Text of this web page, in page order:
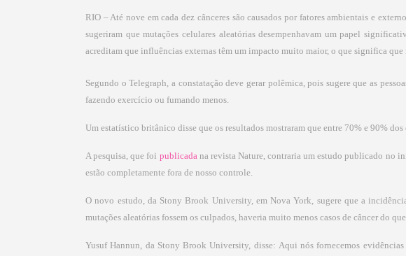
RIO – Até nove em cada dez cânceres são causados por fatores ambientais e
sugeriram que mutações celulares aleatórias desempenhavam um papel
acreditam que influências externas têm um impacto muito maior, o que significa
Segundo o Telegraph, a constatação deve gerar polêmica, pois sugere que as
fazendo exercício ou fumando menos.
Um estatístico britânico disse que os resultados mostraram que entre 70% e 90% dos
A pesquisa, que foi publicadana revista Nature, contraria um estudo publicado no
estão completamente fora de nosso controle.
O novo estudo, da Stony Brook University, em Nova York, sugere que a
mutações aleatórias fossem os culpados, haveria muito menos casos de câncer do
Yusuf Hannun, da Stony Brook University, disse: Aqui nós fornecemos